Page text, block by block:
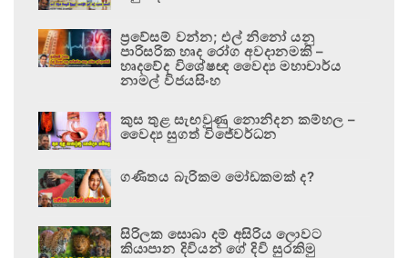
ප්‍රවේසම් වන්න; එල් නිනෝ යනු
පාරිසරික හෘද රෝග අවදානමකි –
හෘදවේද විශේෂඥ වෛද්‍ය මහාචාර්ය
නාමල් විජයසිංහ
කුස තුළ සැඟවුණු නොනිදන කම්හල –
වෛද්‍ය සුගත් විජේවර්ධන
ගණිතය බැරිකම මෝඩකමක් ද?
සිරිලක සොබා දම් අසිරිය ලොවට
කියාපාන දිවියන් ගේ දිවි සුරකිමු